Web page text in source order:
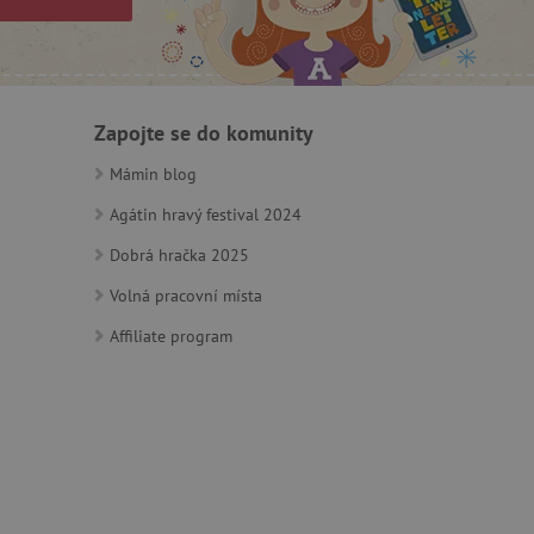
Zapojte se do komunity
Mámin blog
Agátin hravý festival 2024
Dobrá hračka 2025
Volná pracovní místa
Affiliate program
udržování proměnných
mezi lidmi a
bylo možné podávat
stránek.
zajišťuje hledání na